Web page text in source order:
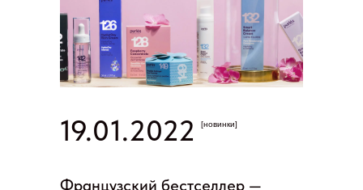
19.01.2022 [новинки]
Французский бестселлер —